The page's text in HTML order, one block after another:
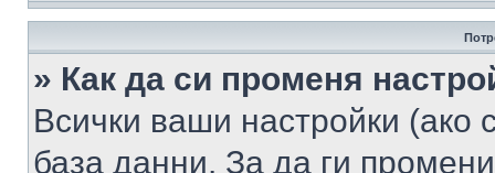
» Как да си променя
Всички ваши настройки (ако
база данни. За да ги